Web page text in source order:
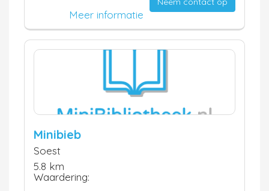
Meer informatie
Minibieb
Soest
5.8 km
Waardering: